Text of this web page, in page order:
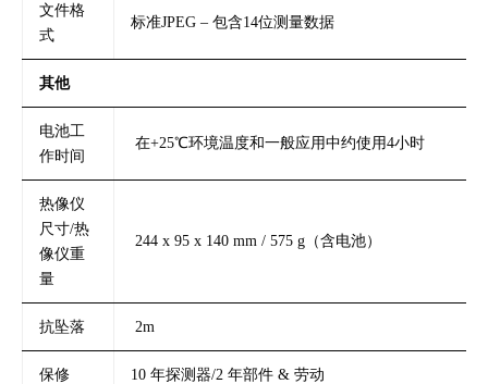
文件格
式
标准JPEG – 包含14位测量数据
其他
电池工
作时间
在+25℃环境温度和一般应用中约使用4小时
热像仪
尺寸/热
像仪重
量
244 x 95 x 140 mm / 575 g（含电池）
抗坠落 2m
保修 10 年探测器/2 年部件 & 劳动